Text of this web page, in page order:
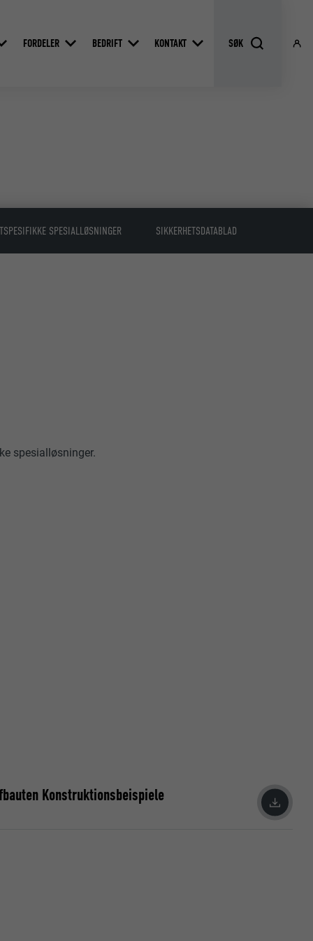
FORDELER BEDRIFT KONTAKT
SPESIALLØSNINGER SIKKERHETSDATABLAD
spesialløsninger.
Konstruktionsbeispiele